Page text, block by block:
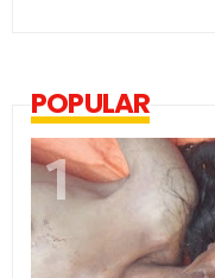
POPULAR